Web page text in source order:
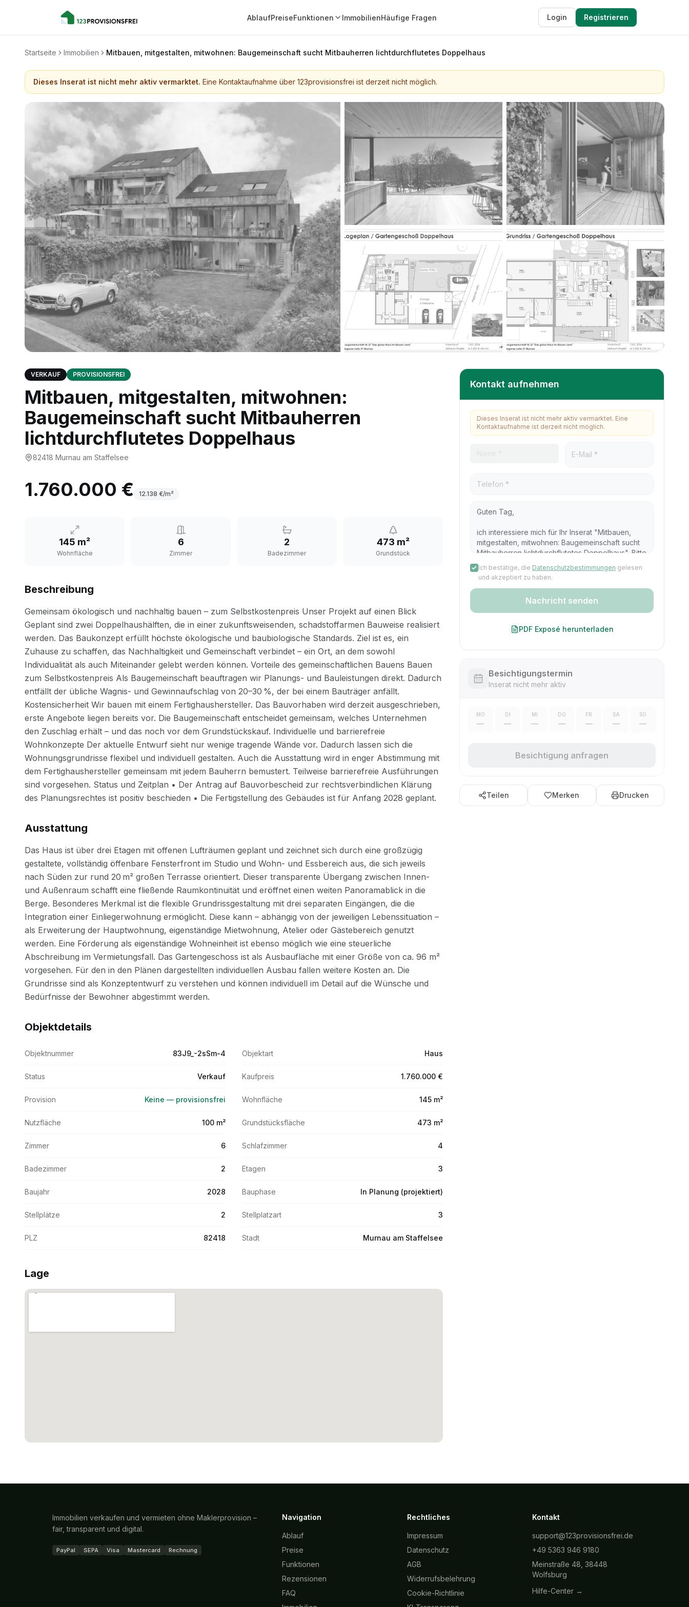
AblaufPreiseFunktionen ImmobilienHäufige Fragen Login Registrieren
Startseite Immobilien Mitbauen, mitgestalten, mitwohnen: Baugemeinschaft sucht Mitbauherren lichtdurchflutetes Doppelhaus
Dieses Inserat ist nicht mehr aktiv vermarktet. Eine Kontaktaufnahme über 123provisionsfrei ist derzeit nicht möglich.
VERKAUF PROVISIONSFREI
Mitbauen, mitgestalten, mitwohnen:
Baugemeinschaft sucht Mitbauherren
lichtdurchflutetes Doppelhaus
82418 Murnau am Staffelsee
1.760.000 € 12.138 €/m²
145 m²
Wohnfläche
6
Zimmer
2
Badezimmer
473 m²
Grundstück
Beschreibung
Ausstattung
Objektdetails
Objektnummer 83J9_-2sSm-4 Objektart Haus
Status Verkauf Kaufpreis 1.760.000 €
Provision Keine — provisionsfrei Wohnfläche 145 m²
Nutzfläche 100 m² Grundstücksfläche 473 m²
Zimmer 6 Schlafzimmer 4
Badezimmer 2 Etagen 3
Baujahr 2028 Bauphase In Planung (projektiert)
Stellplätze 2 Stellplatzart 3
PLZ 82418 Stadt Murnau am Staffelsee
Lage
Kontakt aufnehmen
Dieses Inserat ist nicht mehr aktiv vermarktet. Eine
Kontaktaufnahme ist derzeit nicht möglich.
Ich bestätige, die Datenschutzbestimmungen gelesen
und akzeptiert zu haben.
Nachricht senden
PDF Exposé herunterladen
Besichtigungstermin
Inserat nicht mehr aktiv
MO
—
DI
—
MI
—
DO
—
FR
—
SA
—
SO
—
Besichtigung anfragen
Teilen Merken Drucken
Immobilien verkaufen und vermieten ohne Maklerprovision –
fair, transparent und digital.
PayPal SEPA Visa Mastercard Rechnung
Navigation
Ablauf
Preise
Funktionen
Rezensionen
FAQ
Rechtliches
Impressum
Datenschutz
AGB
Widerrufsbelehrung
Cookie-Richtlinie
Kontakt
support@123provisionsfrei.de
+49 5363 946 9180
Meinstraße 48, 38448
Wolfsburg
Hilfe-Center →